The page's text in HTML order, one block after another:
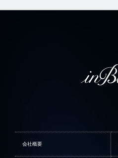
会社概要